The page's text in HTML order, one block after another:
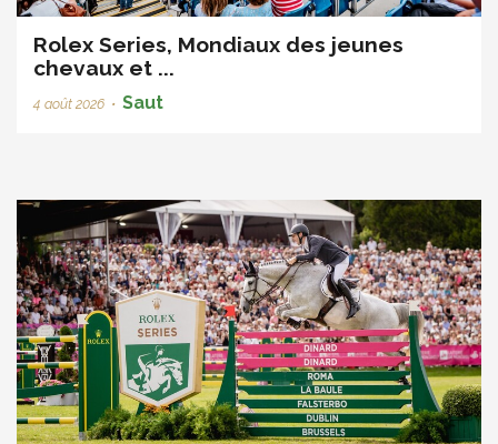
Rolex Series, Mondiaux des jeunes
chevaux et ...
4 août 2026 • Saut